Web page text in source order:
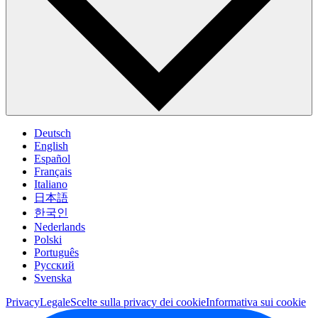
Deutsch
English
Español
Français
Italiano
日本語
한국인
Nederlands
Polski
Português
Pусский
Svenska
PrivacyLegaleScelte sulla privacy dei cookieInformativa sui cookie